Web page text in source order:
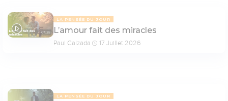
07:38
LA PENSÉE DU JOUR
L’amour fait des miracles
Paul Calzada 17 Juillet 2026
LA PENSÉE DU JOUR